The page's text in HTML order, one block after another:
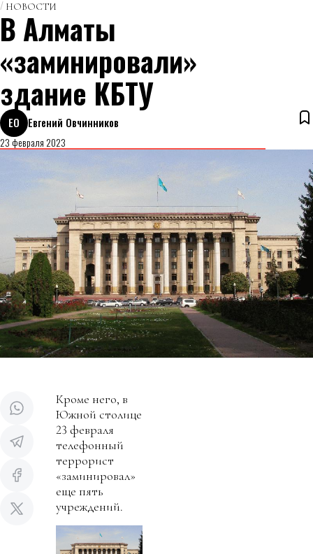
НОВОСТИ
В Алматы
«заминировали»
здание КБТУ
ЕО
Евгений Овчинников
23 февраля 2023
Кроме него, в
Южной столице
23 февраля
телефонный
террорист
«заминировал»
еще пять
учреждений.